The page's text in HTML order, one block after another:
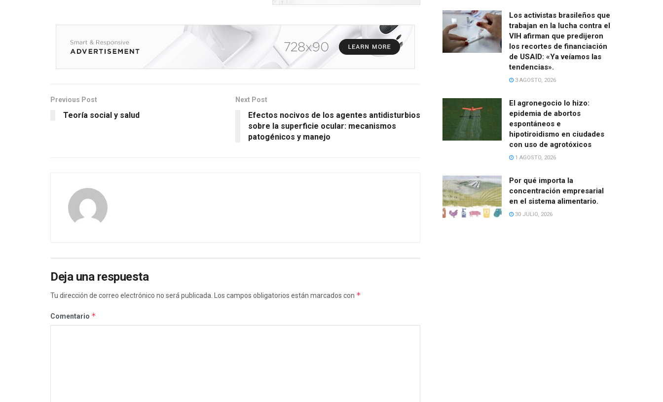
Previous Post
Teoría social y salud
Next Post
Efectos nocivos de los agentes antidisturbios
sobre la superficie ocular: mecanismos
patogénicos y manejo
Deja una respuesta
Tu dirección de correo electrónico no será publicada. Los campos obligatorios están marcados con *
Comentario *
Los activistas brasileños que
trabajan en la lucha contra el
VIH afirman que predijeron
los recortes de financiación
de USAID: «Ya veíamos las
tendencias».
3 AGOSTO, 2026
El agronegocio lo hizo:
epidemia de abortos
espontáneos e
hipotiroidismo en ciudades
con uso de agrotóxicos
1 AGOSTO, 2026
Por qué importa la
concentración empresarial
en el sistema alimentario.
30 JULIO, 2026